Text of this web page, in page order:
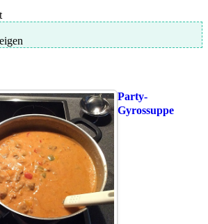
Party-
Gyrossuppe